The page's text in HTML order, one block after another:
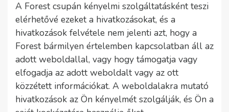
A Forest csupán kényelmi szolgáltatásként teszi
elérhetővé ezeket a hivatkozásokat, és a
hivatkozások felvétele nem jelenti azt, hogy a
Forest bármilyen értelemben kapcsolatban áll az
adott weboldallal, vagy hogy támogatja vagy
elfogadja az adott weboldalt vagy az ott
közzétett információkat. A weboldalakra mutató
hivatkozások az Ön kényelmét szolgálják, és Ön a